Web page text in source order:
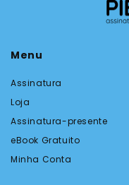
Menu
Assinatura
Loja
Assinatura-presente
eBook Gratuito
Minha Conta